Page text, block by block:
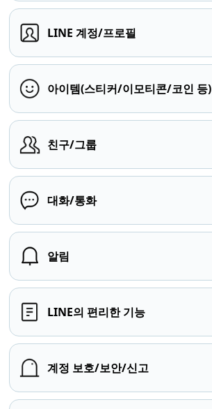
LINE 계정/프로필
아이템(스티커/이모티콘/코인 등)
친구/그룹
대화/통화
알림
LINE의 편리한 기능
계정 보호/보안/신고